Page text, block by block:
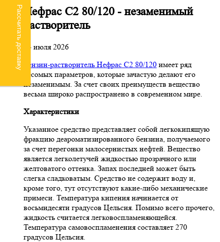
Нефрас С2 80/120 - незаменимый
растворитель
24 июля 2026
Бензин-растворитель Нефрас С2 80/120 имеет ряд
весомых параметров, которые зачастую делают его
незаменимым. За счет своих преимуществ вещество
весьма широко распространено в современном мире.
Характеристики
Указанное средство представляет собой легкокипящую
фракцию деароматизированного бензина, получаемого
за счет перегонки малосернистых нефтей. Вещество
является легколетучей жидкостью прозрачного или
желтоватого оттенка. Запах последней может быть
слегка сладковатым. Средство не содержит воду и,
кроме того, тут отсутствуют какие-либо механические
примеси. Температура кипения начинается от
восьмидесяти градусов Цельсия. Помимо всего прочего,
жидкость считается легковоспламеняющейся.
Температура самовоспламенения составляет 270
градусов Цельсия.
Рассчитать доставку